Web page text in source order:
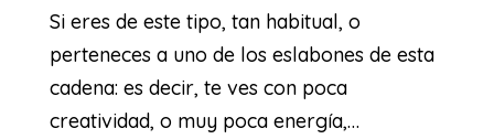
Si eres de este tipo, tan habitual, o
perteneces a uno de los eslabones de esta
cadena: es decir, te ves con poca
creatividad, o muy poca energía,…